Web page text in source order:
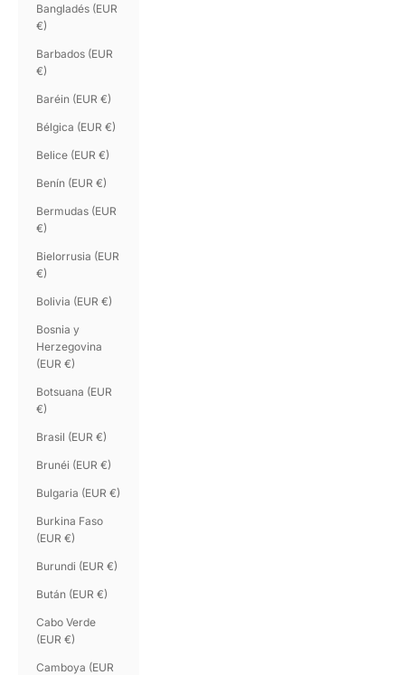
Bangladés (EUR
€)
Barbados (EUR
€)
Baréin (EUR €)
Bélgica (EUR €)
Belice (EUR €)
Benín (EUR €)
Bermudas (EUR
€)
Bielorrusia (EUR
€)
Bolivia (EUR €)
Bosnia y
Herzegovina
(EUR €)
Botsuana (EUR
€)
Brasil (EUR €)
Brunéi (EUR €)
Bulgaria (EUR €)
Burkina Faso
(EUR €)
Burundi (EUR €)
Bután (EUR €)
Cabo Verde
(EUR €)
Camboya (EUR